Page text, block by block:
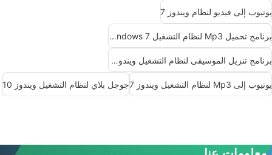
يوتيوب إلى فيديو لنظام ويندوز 7
برنامج تحميل Mp3 لنظام التشغيل Windows 7
برنامج تنزيل الموسيقى لنظام التشغيل ويندوز 7
يوتيوب إلى Mp3 لنظام التشغيل ويندوز 7 جوجل بلاي لنظام التشغيل ويندوز 10